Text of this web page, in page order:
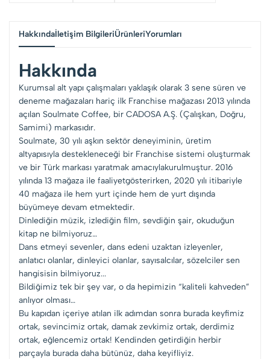
Hakkındaİletişim BilgileriÜrünleriYorumları
Hakkında
Kurumsal alt yapı çalışmaları yaklaşık olarak 3 sene süren ve
deneme mağazaları hariç ilk Franchise mağazası 2013 yılında
açılan Soulmate Coffee, bir CADOSA A.Ş. (Çalışkan, Doğru,
Samimi) markasıdır.
Soulmate, 30 yılı aşkın sektör deneyiminin, üretim
altyapısıyla destekleneceği bir Franchise sistemi oluşturmak
ve bir Türk markası yaratmak amacıylakurulmuştur. 2016
yılında 13 mağaza ile faaliyetgösterirken, 2020 yılı itibariyle
40 mağaza ile hem yurt içinde hem de yurt dışında
büyümeye devam etmektedir.
Dinlediğin müzik, izlediğin film, sevdiğin şair, okuduğun
kitap ne bilmiyoruz…
Dans etmeyi sevenler, dans edeni uzaktan izleyenler,
anlatıcı olanlar, dinleyici olanlar, sayısalcılar, sözelciler sen
hangisisin bilmiyoruz...
Bildiğimiz tek bir şey var, o da hepimizin “kaliteli kahveden”
anlıyor olması…
Bu kapıdan içeriye atılan ilk adımdan sonra burada keyfimiz
ortak, sevincimiz ortak, damak zevkimiz ortak, derdimiz
ortak, eğlencemiz ortak! Kendinden getirdiğin herbir
parçayla burada daha bütünüz, daha keyifliyiz.